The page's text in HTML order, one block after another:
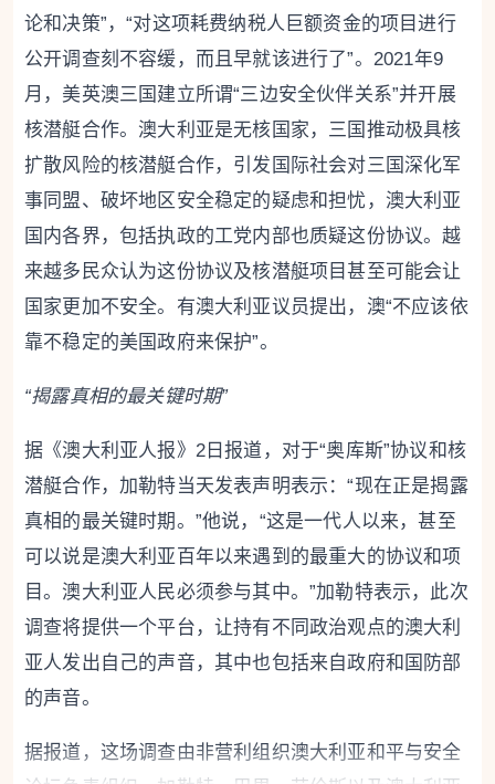
论和决策”，“对这项耗费纳税人巨额资金的项目进行
公开调查刻不容缓，而且早就该进行了”。2021年9
月，美英澳三国建立所谓“三边安全伙伴关系”并开展
核潜艇合作。澳大利亚是无核国家，三国推动极具核
扩散风险的核潜艇合作，引发国际社会对三国深化军
事同盟、破坏地区安全稳定的疑虑和担忧，澳大利亚
国内各界，包括执政的工党内部也质疑这份协议。越
来越多民众认为这份协议及核潜艇项目甚至可能会让
国家更加不安全。有澳大利亚议员提出，澳“不应该依
靠不稳定的美国政府来保护”。
“揭露真相的最关键时期”
据《澳大利亚人报》2日报道，对于“奥库斯”协议和核
潜艇合作，加勒特当天发表声明表示：“现在正是揭露
真相的最关键时期。”他说，“这是一代人以来，甚至
可以说是澳大利亚百年以来遇到的最重大的协议和项
目。澳大利亚人民必须参与其中。”加勒特表示，此次
调查将提供一个平台，让持有不同政治观点的澳大利
亚人发出自己的声音，其中也包括来自政府和国防部
的声音。
据报道，这场调查由非营利组织澳大利亚和平与安全